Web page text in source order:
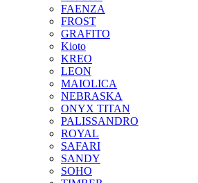
FAENZA
FROST
GRAFITO
Kioto
KREO
LEON
MAIOLICA
NEBRASKA
ONYX TITAN
PALISSANDRO
ROYAL
SAFARI
SANDY
SOHO